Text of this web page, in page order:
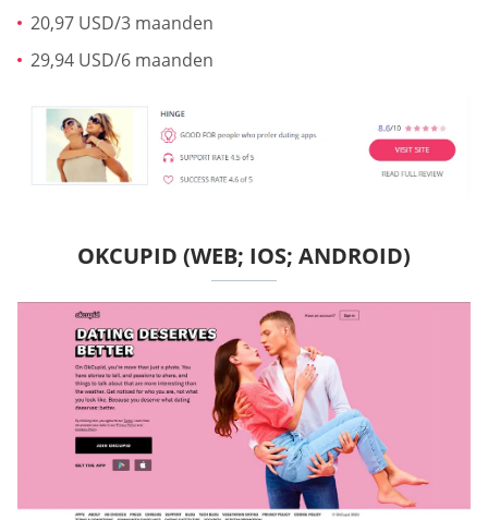
20,97 USD/3 maanden
29,94 USD/6 maanden
OKCUPID (WEB; IOS; ANDROID)